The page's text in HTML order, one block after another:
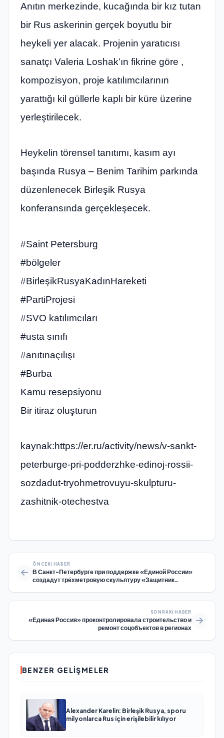
Anıtın merkezinde, kucağında bir kız tutan
bir Rus askerinin gerçek boyutlu bir
heykeli yer alacak. Projenin yaratıcısı
sanatçı Valeria Loshak’ın fikrine göre ,
kompozisyon, proje katılımcılarının
yarattığı kil güllerle kaplı bir küre üzerine
yerleştirilecek.
Heykelin törensel tanıtımı, kasım ayı
başında Rusya – Benim Tarihim parkında
düzenlenecek Birleşik Rusya
konferansında gerçekleşecek.
#Saint Petersburg
#bölgeler
#BirleşikRusyaKadınHareketi
#PartiProjesi
#SVO katılımcıları
#usta sınıfı
#anıtınaçılışı
#Burba
Kamu resepsiyonu
Bir itiraz oluşturun
kaynak:https://er.ru/activity/news/v-sankt-
peterburge-pri-podderzhke-edinoj-rossii-
sozdadut-tryohmetrovuyu-skulpturu-
zashitnik-otechestva
ÖNCEKI HABER
В Санкт-Петербурге при поддержке «Единой России»
создадут трёхметровую скульптуру «Защитник
SONRAKI HABER
«Единая Россия» проконтролировала строительство и
ремонт соцобъектов в регионах
BENZER GELIŞMELER
Alexander Karelin: Birleşik Rusya, sporu
milyonlarca Rus için erişilebilir kılıyor